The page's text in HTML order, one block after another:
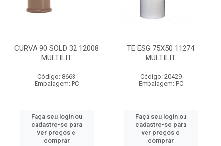
CURVA 90 SOLD 32 12008
MULTILIT
Código: 8663
Embalagem: PC
Faça seu login ou
cadastre-se para
ver preços e
comprar
TE ESG 75X50 11274
MULTILIT
Código: 20429
Embalagem: PC
Faça seu login ou
cadastre-se para
ver preços e
comprar